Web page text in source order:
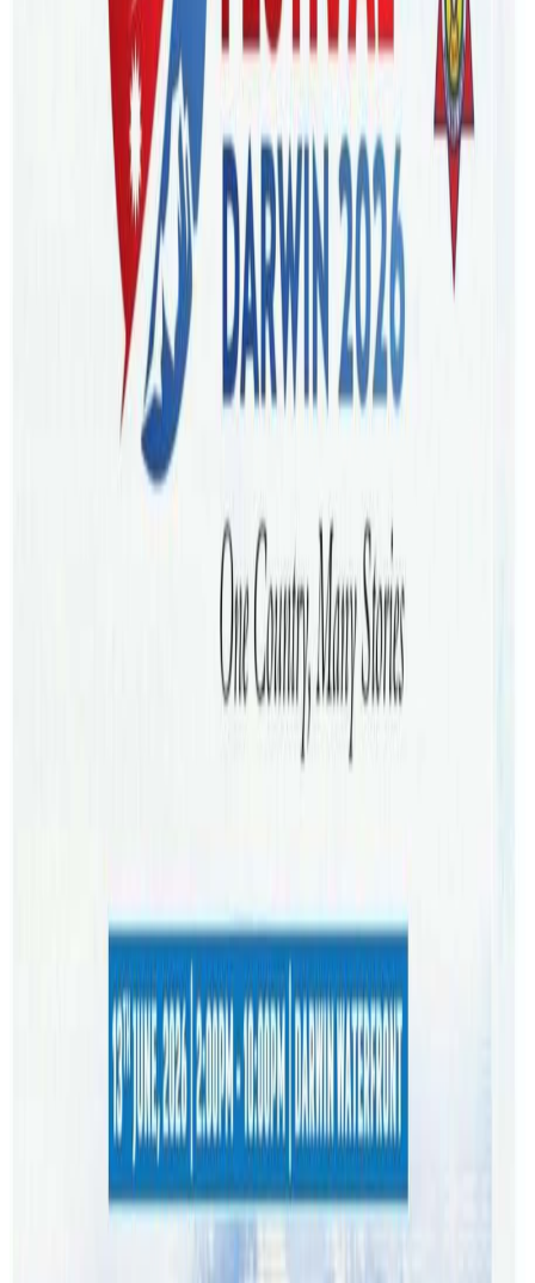
ब्रिजबेन,सिड्नी । अष्ट्रेलियाको ब्रिजबेनमा ‘नेपा फन फेस्ट–२०२३’
आयोजना हुने भएको छ । टि इभेन्टको आयोजनामा ब्रिजबेनको
सेलिस्बरीस्थित लाईभ एचक्युमा अक्टोबर १४ मा ‘Nepa Fun Feast-
2023’ भब्य सास्कृतिक कार्यक्रम हुन लागेको हो ।
शनिबार साझ ५ बजेबाट सुरु भएर १० बजेसम्म जारी हुने सांस्कृतिक
महोत्सबमा ख्यातीप्राप्त कलाकारहरू हिमाल सागर, भारतीय
टेलिभिजन जीटिभीबाट प्रसारण हुँदै आएको चर्चित नृत्य प्रतियोगिता
‘डान्स इन्डिया डान्स-२०१४’ कि विजेता तेरिया फौजा मगर, र मिस
नेपाल २०११ मनीषा जोशीको प्रस्तुती रहने आयोजक टि इभेन्ट्सका
टिका भुर्तेलले जानकारि दिनुभयो । कार्यक्रमको अर्को आकर्षणका
रुपमा सिड्नीका कलाकारहरु जेनिशा गौतम र म्याक्स बाबुको भब्य
सांगीतिक प्रस्तुतीको मज्जा लिन पाइनेछ । ब्रिजबेनको कार्यक्रममा
चर्चित टिकटक स्टार मिस पबी समेतको भब्य प्रस्तुती रहनेछ ।
रुपैयाँ अष्ट्रेलियन डलर तोकिएको छ । कार्यक्रममा उपस्थित भई
मनोरंजन लिन आयोजकले ब्रिजबेन र यस आसपासमा बसोबास गर्ने
नेपाली समुदायलाई आह्वन गरेको छ ।
सिड्नीमा समेत भब्य सांगितिक कार्यक्रम
यस्तै, अष्ट्रेलियाको सिड्नीस्थित वरियन सेन्टरमा सेप्टेम्बर ३० मै ‘Nepa
Fun Feast-2023’ भब्य सास्कृतिक कार्यक्रम हुनेछ । सेप्टेम्बर ३०
शनिबार साझ ५ बजेबाट सुरु भएर १० बजेसम्म जारी हुने सांस्कृतिक
महोत्सबमा ब्रिजबेनमा प्रस्तुती दिने कलाकारहरुले नै भरपुर मनोरञ्जन
प्रदान गर्नेछन् । विभिन्न स्थानीय व्यवसायका साथै, नेपाली समूदायका